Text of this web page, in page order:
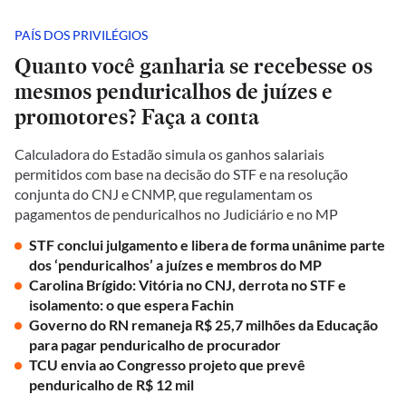
PAÍS DOS PRIVILÉGIOS
Quanto você ganharia se recebesse os
mesmos penduricalhos de juízes e
promotores? Faça a conta
Calculadora do Estadão simula os ganhos salariais
permitidos com base na decisão do STF e na resolução
conjunta do CNJ e CNMP, que regulamentam os
pagamentos de penduricalhos no Judiciário e no MP
STF conclui julgamento e libera de forma unânime parte
dos ‘penduricalhos’ a juízes e membros do MP
Carolina Brígido: Vitória no CNJ, derrota no STF e
isolamento: o que espera Fachin
Governo do RN remaneja R$ 25,7 milhões da Educação
para pagar penduricalho de procurador
TCU envia ao Congresso projeto que prevê
penduricalho de R$ 12 mil